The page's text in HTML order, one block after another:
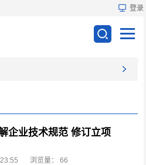
登录
企业技术规范 修订立项
浏览量： 66